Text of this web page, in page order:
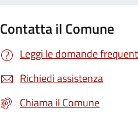
Contatta il Comune
Leggi le domande
Richiedi assistenza
Chiama il Comune